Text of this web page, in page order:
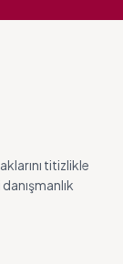
titizlikle